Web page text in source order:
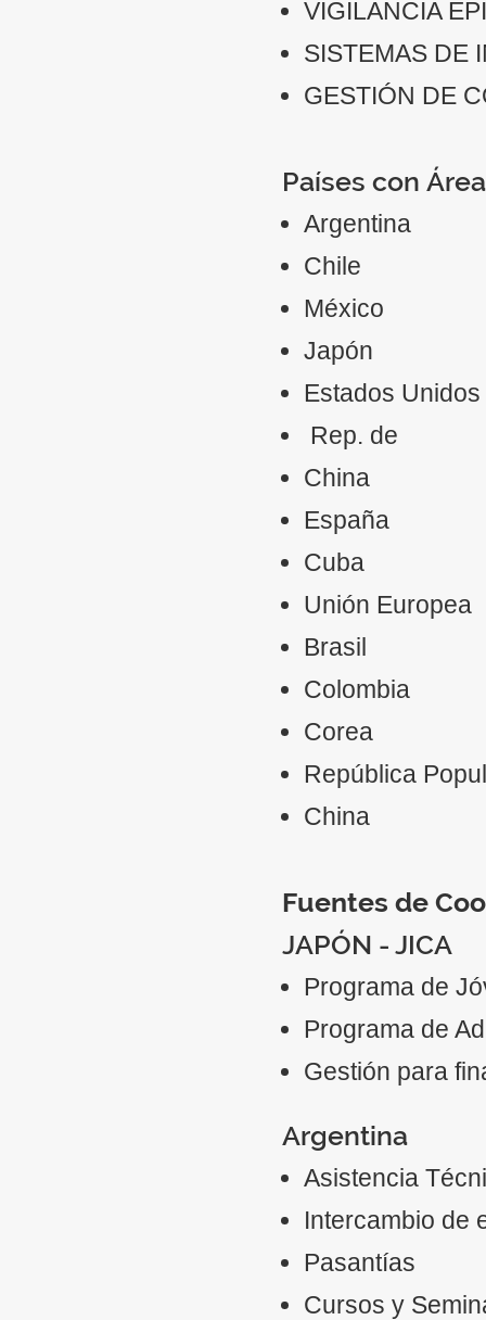
VIGILANCIA
SISTEMAS DE
GESTIÓN DE
Países con
Argentina
Chile
México
Japón
Estados Unidos
Rep. de
China
España
Cuba
Unión Europea
Brasil
Colombia
Corea
República
China
Fuentes de
JAPÓN - JICA
Programa de
Programa de
Gestión para
Argentina
Asistencia
Intercambio de
Pasantías
Cursos y